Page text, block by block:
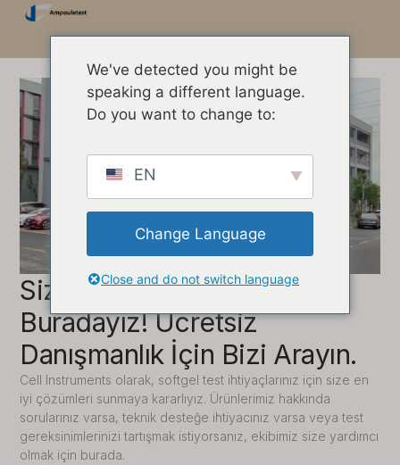
Size Yardımcı Olmak İçin
Buradayız! Ücretsiz
Danışmanlık İçin Bizi Arayın.
Cell Instruments olarak, softgel test ihtiyaçlarınız için size en
iyi çözümleri sunmaya kararlıyız. Ürünlerimiz hakkında
sorularınız varsa, teknik desteğe ihtiyacınız varsa veya test
gereksinimlerinizi tartışmak istiyorsanız, ekibimiz size yardımcı
olmak için burada.
We've detected you might be
speaking a different language.
Do you want to change to:
EN
Change Language
Close and do not switch language